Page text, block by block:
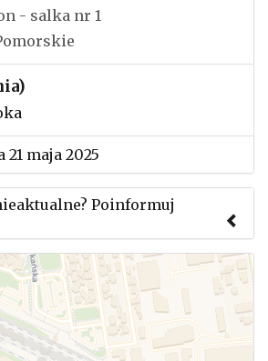
- salka nr 1
maja 2025
Poinformuj
aby przesłać informację o
mityngu.